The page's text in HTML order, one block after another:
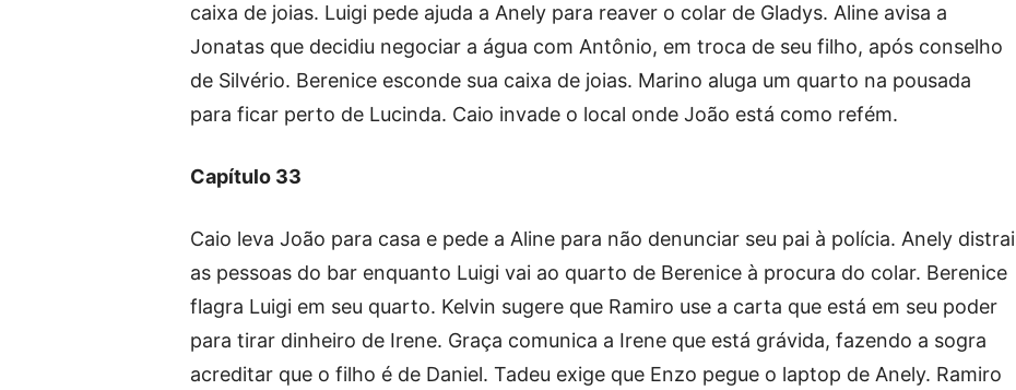
caixa de joias. Luigi pede ajuda a Anely para reaver o colar de Gladys. Aline avisa a
Jonatas que decidiu negociar a água com Antônio, em troca de seu filho, após conselho
de Silvério. Berenice esconde sua caixa de joias. Marino aluga um quarto na pousada
para ficar perto de Lucinda. Caio invade o local onde João está como refém.
Capítulo 33
Caio leva João para casa e pede a Aline para não denunciar seu pai à polícia. Anely distrai
as pessoas do bar enquanto Luigi vai ao quarto de Berenice à procura do colar. Berenice
flagra Luigi em seu quarto. Kelvin sugere que Ramiro use a carta que está em seu poder
para tirar dinheiro de Irene. Graça comunica a Irene que está grávida, fazendo a sogra
acreditar que o filho é de Daniel. Tadeu exige que Enzo pegue o laptop de Anely. Ramiro